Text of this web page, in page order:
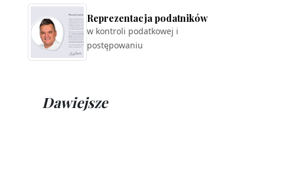
Reprezentacja podatników
w kontroli podatkowej i
postępowaniu
Dawiejsze